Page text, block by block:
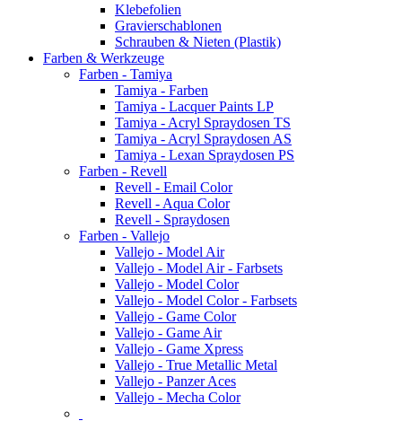
Klebefolien
Gravierschablonen
Schrauben & Nieten (Plastik)
Farben & Werkzeuge
Farben - Tamiya
Tamiya - Farben
Tamiya - Lacquer Paints LP
Tamiya - Acryl Spraydosen TS
Tamiya - Acryl Spraydosen AS
Tamiya - Lexan Spraydosen PS
Farben - Revell
Revell - Email Color
Revell - Aqua Color
Revell - Spraydosen
Farben - Vallejo
Vallejo - Model Air
Vallejo - Model Air - Farbsets
Vallejo - Model Color
Vallejo - Model Color - Farbsets
Vallejo - Game Color
Vallejo - Game Air
Vallejo - Game Xpress
Vallejo - True Metallic Metal
Vallejo - Panzer Aces
Vallejo - Mecha Color